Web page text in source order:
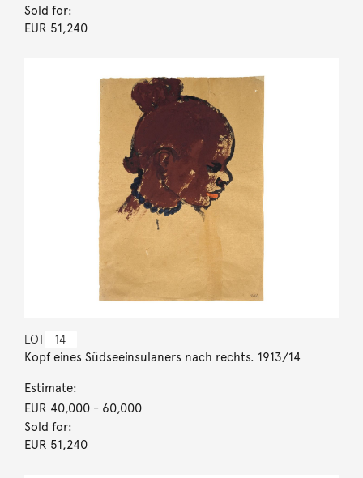
Sold for:
EUR 51,240
LOT 14
Kopf eines Südseeinsulaners nach rechts. 1913/14
Estimate:
EUR 40,000- 60,000
Sold for:
EUR 51,240